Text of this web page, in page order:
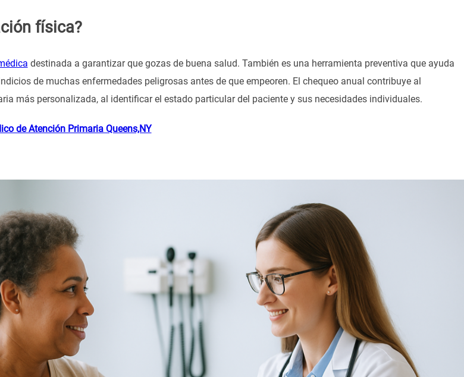
física?
destinada a garantizar que gozas de buena salud. También es una herramienta preventiva que ayuda
de muchas enfermedades peligrosas antes de que empeoren. El chequeo anual contribuye al
más personalizada, al identificar el estado particular del paciente y sus necesidades individuales.
de Atención Primaria Queens,NY